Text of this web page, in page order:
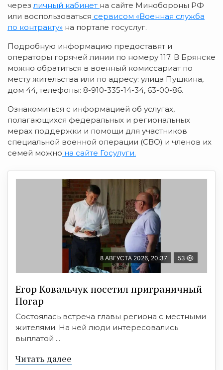
через личный кабинет на сайте Минобороны РФ
или воспользоваться сервисом «Военная служба
по контракту» на портале госуслуг.
Подробную информацию предоставят и
операторы горячей линии по номеру 117. В Брянске
можно обратиться в военный комиссариат по
месту жительства или по адресу: улица Пушкина,
дом 44, телефоны: 8-910-335-14-34, 63-00-86.
Ознакомиться с информацией об услугах,
полагающихся федеральных и региональных
мерах поддержки и помощи для участников
специальной военной операции (СВО) и членов их
семей можно на сайте Госулуги.
8 АВГУСТА 2026, 20:37 53
Егор Ковальчук посетил приграничный
Погар
Состоялась встреча главы региона с местными
жителями. На ней люди интересовались
выплатой ...
Читать далее